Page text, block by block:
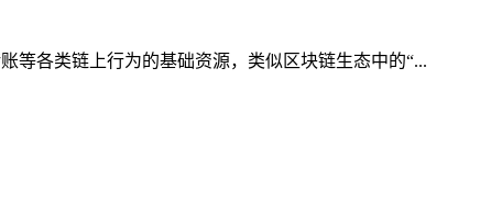
等各类链上行为的基础资源，类似区块链生态中的“...